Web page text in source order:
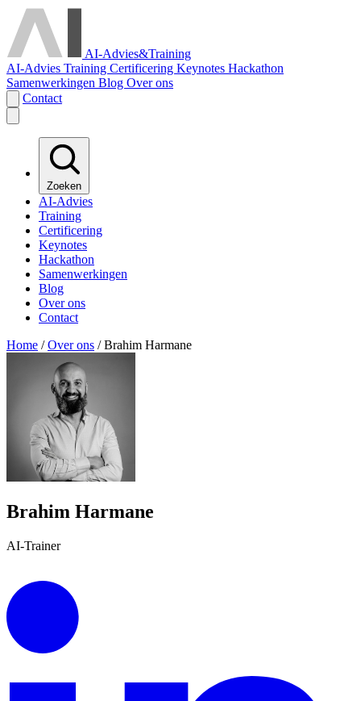
AI-Advies&Training
AI-Advies Training Certificering Keynotes Hackathon
Samenwerkingen Blog Over ons
Contact
Zoeken
AI-Advies
Training
Certificering
Keynotes
Hackathon
Samenwerkingen
Blog
Over ons
Contact
Home / Over ons / Brahim Harmane
Brahim Harmane
AI-Trainer